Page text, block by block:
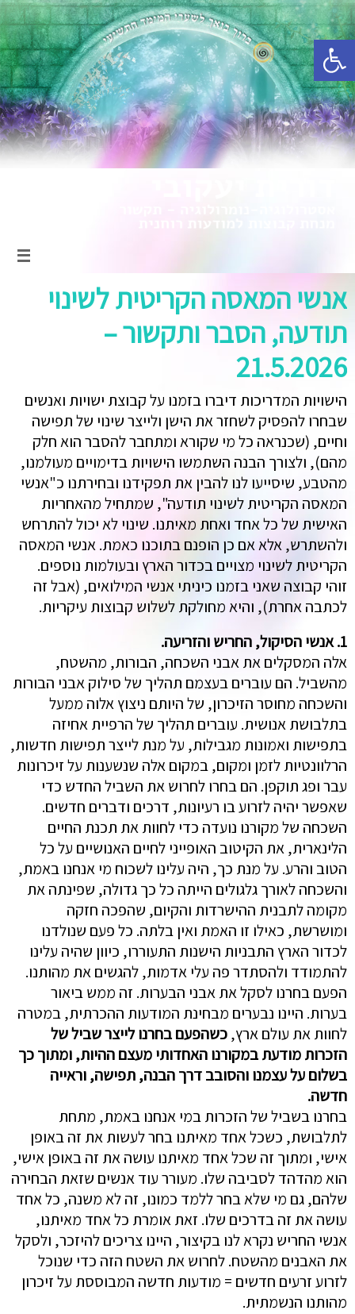
פתח סרגל נגישות
אנשי המאסה הקריטית לשינוי
תודעה, הסבר ותקשור –
21.5.2026
הישויות המדריכות דיברו בזמנו על קבוצת ישויות ואנשים
שבחרו להפסיק לשחזר את הישן ולייצר שינוי של תפישה
וחיים, (שכנראה כל מי שקורא ומתחבר להסבר הוא חלק
מהם), ולצורך הבנה השתמשו הישויות בדימויים מעולמנו,
מהטבע, שיסייעו לנו להבין את תפקידנו ובחירתנו כ"אנשי
המאסה הקריטית לשינוי תודעה", שמתחיל מהאחריות
האישית של כל אחד ואחת מאיתנו. שינוי לא יכול להתרחש
ולהשתרש, אלא אם כן הופנם בתוכנו כאמת. אנשי המאסה
הקריטית לשינוי מצויים בכדור הארץ ובעולמות נוספים.
זוהי קבוצה שאני בזמנו כיניתי אנשי המילואים, (אבל זה
לכתבה אחרת), והיא מחולקת לשלוש קבוצות עיקריות.
1. אנשי הסיקול, החריש והזריעה.
אלה המסקלים את אבני השכחה, הבורות, מהשטח,
מהשביל. הם עוברים בעצמם תהליך של סילוק אבני הבורות
והשכחה מחוסר הזיכרון, של היותם ניצוץ אלוה ממעל
בתלבושת אנושית. עוברים תהליך של הרפיית אחיזה
בתפישות ואמונות מגבילות, על מנת לייצר תפישות חדשות,
הרלוונטיות לזמן ומקום, במקום אלה שנשענות על זיכרונות
עבר ופג תוקפן. הם בחרו לחרוש את השביל החדש כדי
שאפשר יהיה לזרוע בו רעיונות, דרכים ודברים חדשים.
השכחה של מקורנו נועדה כדי לחוות את תכנת החיים
הלינארית, את הקיטוב האופייני לחיים האנושיים על כל
הטוב והרע. על מנת כך, היה עלינו לשכוח מי אנחנו באמת,
והשכחה לאורך גלגולים הייתה כל כך גדולה, שפינתה את
מקומה לתבנית ההישרדות והקיום, שהפכה חזקה
ומושרשת, כאילו זו האמת ואין בלתה. כל פעם שנולדנו
לכדור הארץ התבניות הישנות התעוררו, כיוון שהיה עלינו
להתמודד ולהסתדר פה עלי אדמות, להגשים את מהותנו.
הפעם בחרנו לסקל את אבני הבערות. זה ממש ביאור
בערות. היינו נבערים מבחינת המודעות ההכרתית, במטרה
לחוות את עולם ארץ,כשהפעם בחרנו לייצר שביל של
הזכרות מודעת במקורנו האחדותי מעצם ההיות, ומתוך כך
בשלום על עצמנו והסובב דרך הבנה, תפישה, וראייה
חדשה.
בחרנו בשביל של הזכרות במי אנחנו באמת, מתחת
לתלבושת, כשכל אחד מאיתנו בחר לעשות את זה באופן
אישי, ומתוך זה שכל אחד מאיתנו עושה את זה באופן אישי,
הוא מהדהד לסביבה שלו. מעורר עוד אנשים שזאת הבחירה
שלהם, גם מי שלא בחר ללמד כמונו, זה לא משנה, כל אחד
עושה את זה בדרכים שלו. זאת אומרת כל אחד מאיתנו,
אנשי החריש נקרא לנו בקיצור, היינו צריכים להיזכר, ולסקל
את האבנים מהשטח. לחרוש את השטח הזה כדי שנוכל
לזרוע זרעים חדשים = מודעות חדשה המבוססת על זיכרון
מהותנו הנשמתית.